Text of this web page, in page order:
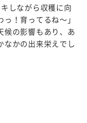
しながら収穫に向
！育ってるね～」
候の影響もあり、あ
なかの出来栄えでし